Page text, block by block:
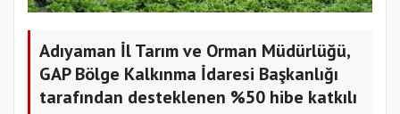
Adıyaman İl Tarım ve Orman Müdürlüğü,
GAP Bölge Kalkınma İdaresi Başkanlığı
tarafından desteklenen %50 hibe katkılı